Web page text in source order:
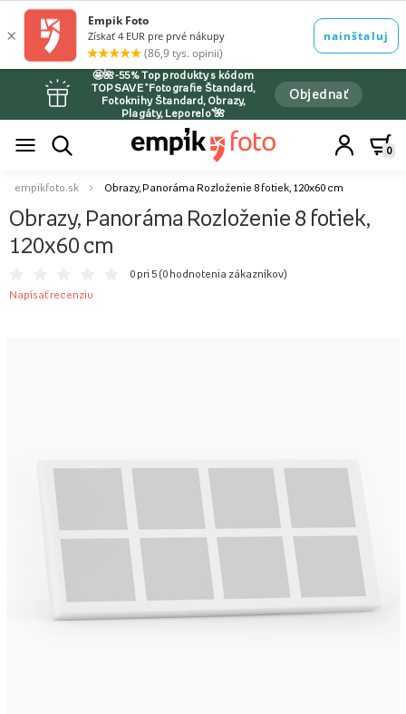
🤩🌺-55% Top produkty s kódom
TOPSAVE *Fotografie Štandard,
Fotoknihy Štandard, Obrazy,
Plagáty, Leporelo*🌺
Objednať
0
empikfoto.sk Obrazy, Panoráma Rozloženie 8 fotiek, 120x60 cm
Obrazy, Panoráma Rozloženie 8 fotiek,
120x60 cm
0 pri 5 (0 hodnotenia zákazníkov)
Napísať recenziu